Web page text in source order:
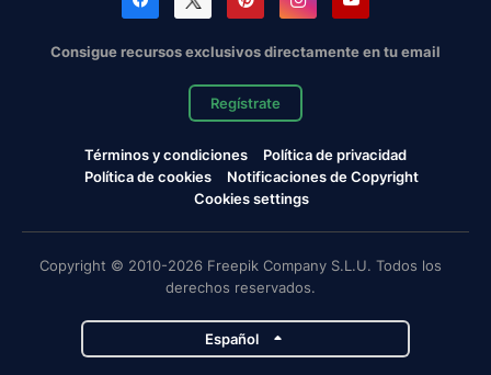
Consigue recursos exclusivos directamente en tu email
Regístrate
Términos y condiciones
Política de privacidad
Política de cookies
Notificaciones de Copyright
Cookies settings
Copyright © 2010-2026 Freepik Company S.L.U. Todos los
derechos reservados.
Español